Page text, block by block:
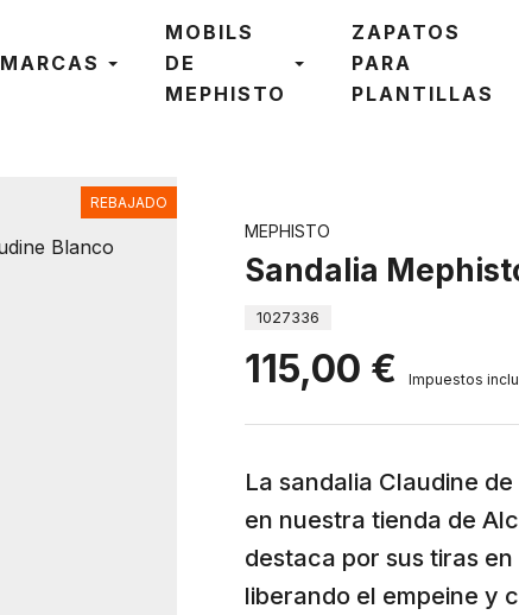
MARCAS
MOBILS
DE
MEPHISTO
ZAPATOS
PARA
PLANTILLAS
REBAJADO
MEPHISTO
Sandalia
1027336
115,00 € Impuestos
La sandalia Claudine
en nuestra tienda de
destaca por sus tiras
liberando el empeine y